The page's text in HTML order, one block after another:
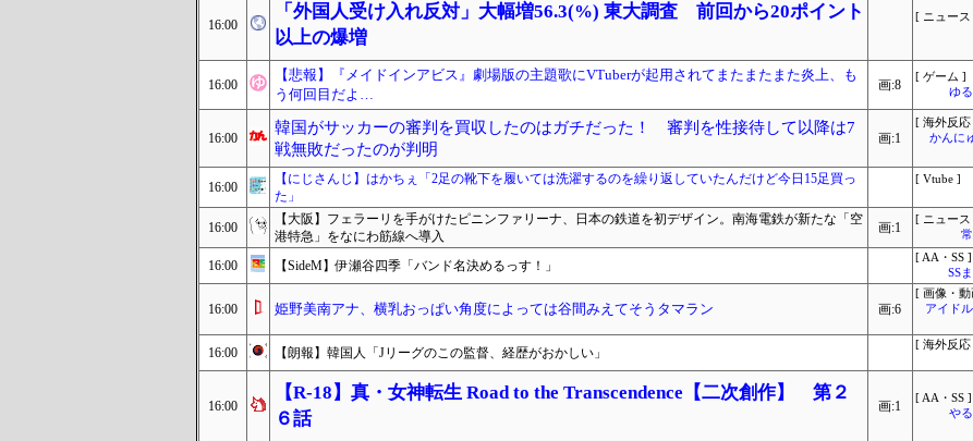
16:00
「外国人受け入れ反対」大幅増56.3(%) 東大調査 前回から20ポイント
以上の爆増
[ ニュース
16:00
【悲報】『メイドインアビス』劇場版の主題歌にVTuberが起用されてまたまたまた炎上、も
う何回目だよ…
画:8
[ ゲーム ]
ゆ
16:00
韓国がサッカーの審判を買収したのはガチだった！ 審判を性接待して以降は7
戦無敗だったのが判明
画:1
[ 海外反応
かんに
16:00
【にじさんじ】はかちぇ「2足の靴下を履いては洗濯するのを繰り返していたんだけど今日15足買っ
た」
[ Vtube ]
16:00
【大阪】フェラーリを手がけたピニンファリーナ、日本の鉄道を初デザイン。南海電鉄が新たな「空
港特急」をなにわ筋線へ導入
画:1
[ ニュース
16:00 【SideM】伊瀬谷四季「バンド名決めるっす！」
[ AA・SS ]
SS
16:00 姫野美南アナ、横乳おっぱい角度によっては谷間みえてそうタマラン 画:6
[ 画像・動
アイド
16:00 【朗報】韓国人「Jリーグのこの監督、経歴がおかしい」
[ 海外反応
16:00
【R-18】真・女神転生 Road to the Transcendence【二次創作】 第２
６話
画:1
[ AA・SS ]
や